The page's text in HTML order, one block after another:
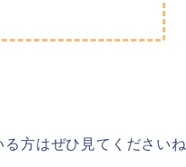
方はぜひ見てくださいね